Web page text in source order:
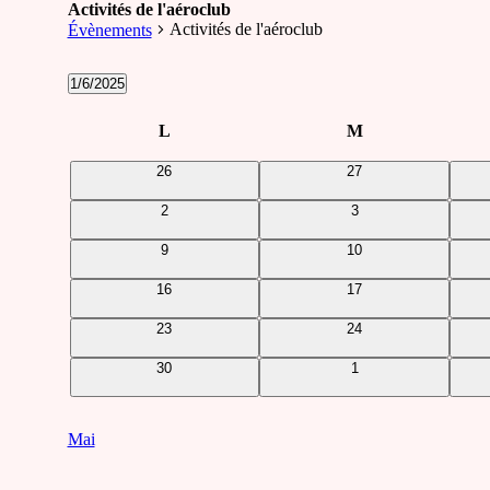
Activités de l'aéroclub
Évènements
Activités de l'aéroclub
Évènements
1/6/2025
Calendrier
de
Évènements
L Mmardi
0
26
0
27
0
2
0
3
0
9
010
016
017
0
23
0
24
0
30
01
Mai